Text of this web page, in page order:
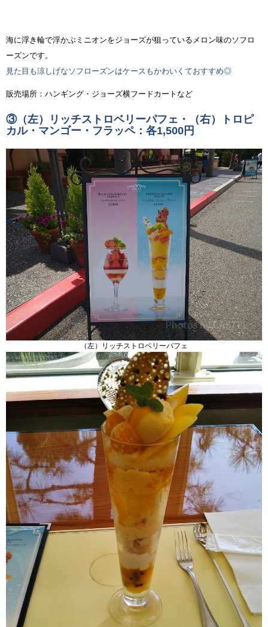
海に浮き輪で浮かぶミニオンをジョーズが狙っているメロン味のソフロ
ーズンです。
見た目も涼しげなソフローズンはケースもかわいくておすすめ◎
販売場所：ハンギング・ジョーズ横フードカートなど
③（左）リッチストロベリーパフェ・（右）トロピ
カル・マンゴー・フラッペ：各1,500円
（左）リッチストロベリーパフェ